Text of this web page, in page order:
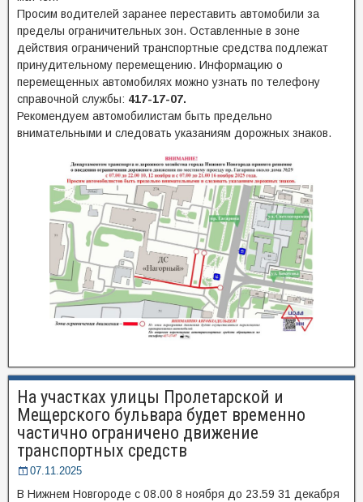
Просим водителей заранее переставить автомобили за
пределы ограничительных зон. Оставленные в зоне
действия ограничений транспортные средства подлежат
принудительному перемещению. Информацию о
перемещенных автомобилях можно узнать по телефону
справочной службы: 417-17-07.
Рекомендуем автомобилистам быть предельно
внимательными и следовать указаниям дорожных знаков.
На участках улицы Пролетарской и
Мещерского бульвара будет временно
частично ограничено движение
транспортных средств
07.11.2025
В Нижнем Новгороде с 08.00 8 ноября до 23.59 31 декабря